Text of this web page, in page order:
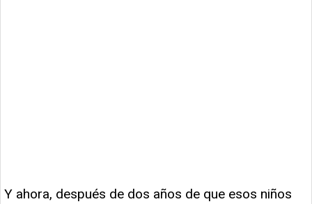
Y ahora, después de dos años de que esos niños